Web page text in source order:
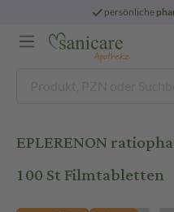
persönliche
EPLERENON
100 St Filmtabletten